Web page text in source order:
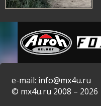
e-mail: info@mx4u.ru
© mx4u.ru 2008 – 2026